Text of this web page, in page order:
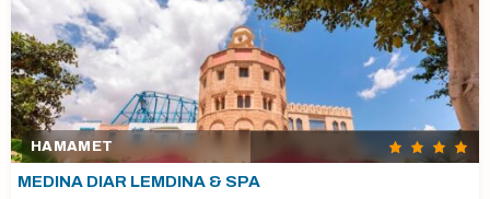
HAMAMET
MEDINA DIAR LEMDINA & SPA